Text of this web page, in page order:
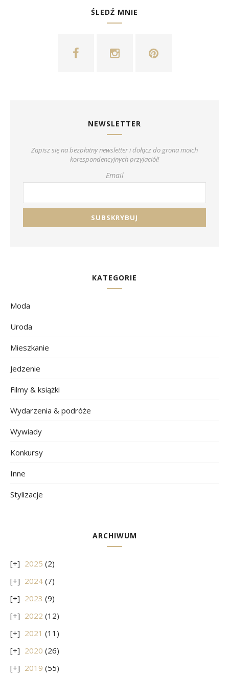
ŚLEDŹ MNIE
NEWSLETTER
Zapisz się na bezpłatny newsletter i dołącz do grona moich
korespondencyjnych przyjaciół!
Email
KATEGORIE
Moda
Uroda
Mieszkanie
Jedzenie
Filmy & książki
Wydarzenia & podróże
Wywiady
Konkursy
Inne
Stylizacje
ARCHIWUM
2025 (2)
2024 (7)
2023 (9)
2022 (12)
2021 (11)
2020 (26)
2019 (55)